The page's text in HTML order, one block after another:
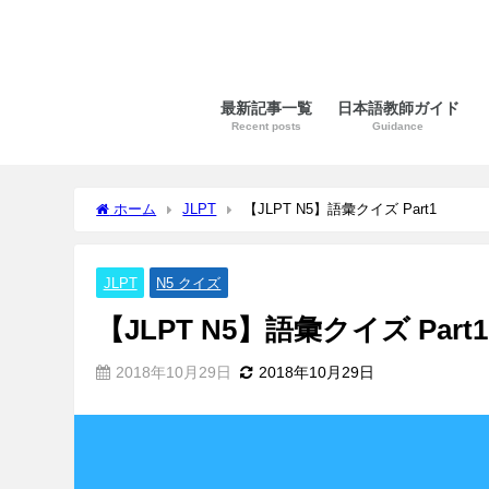
最新記事一覧
Recent posts
日本語教師ガイド
Guidance
ホーム JLPT 【JLPT N5】語彙クイズ Part1
JLPT N5 クイズ
【JLPT N5】語彙クイズ Part1
2018年10月29日 2018年10月29日